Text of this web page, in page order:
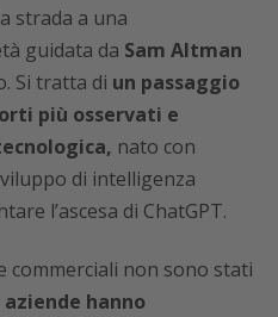
strada a una
guidata da Sam Altman
Si tratta di un passaggio
più osservati e
nato con
di intelligenza
l’ascesa di ChatGPT.
commerciali non sono stati
hanno